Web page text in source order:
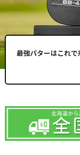
最強パターはこれ